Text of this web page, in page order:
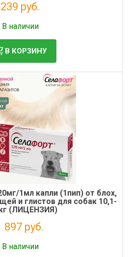
239 руб.
В наличии
В КОРЗИНУ
1мл капли (1пип) от блох,
и глистов для собак 10,1-
(ЛИЦЕНЗИЯ)
897 руб.
В наличии